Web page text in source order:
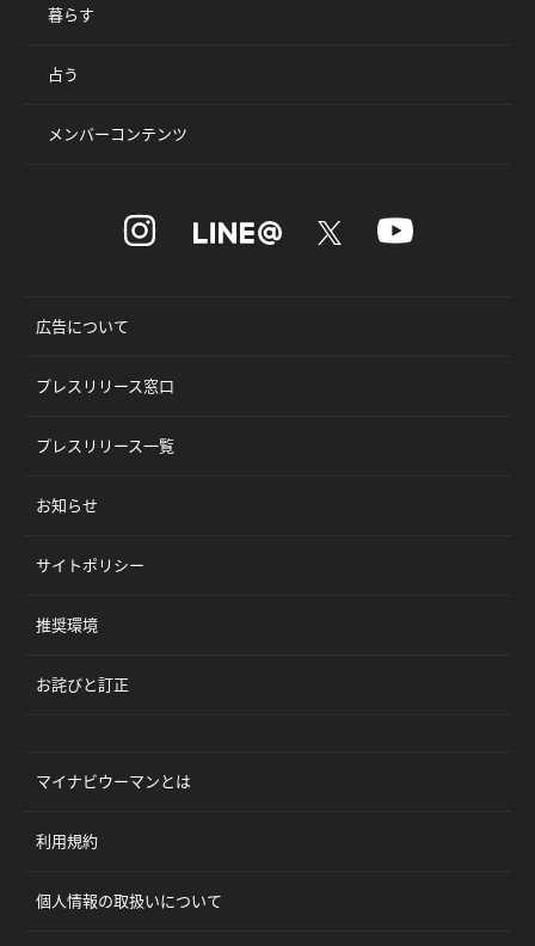
暮らす
占う
メンバーコンテンツ
広告について
プレスリリース窓口
プレスリリース一覧
お知らせ
サイトポリシー
推奨環境
お詫びと訂正
マイナビウーマンとは
利用規約
個人情報の取扱いについて